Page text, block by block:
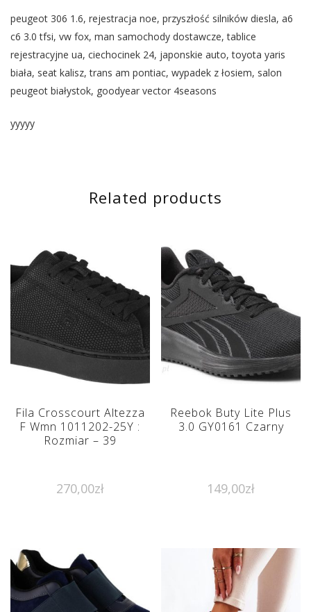
peugeot 306 1.6, rejestracja noe, przyszłość silników diesla, a6
c6 3.0 tfsi, vw fox, man samochody dostawcze, tablice
rejestracyjne ua, ciechocinek 24, japonskie auto, toyota yaris
biała, seat kalisz, trans am pontiac, wypadek z łosiem, salon
peugeot białystok, goodyear vector 4seasons
yyyyy
Related products
Fila Crosscourt Altezza
F Wmn 1011202-25Y :
Rozmiar – 39
270,00zł
Reebok Buty Lite Plus
3.0 GY0161 Czarny
149,00zł